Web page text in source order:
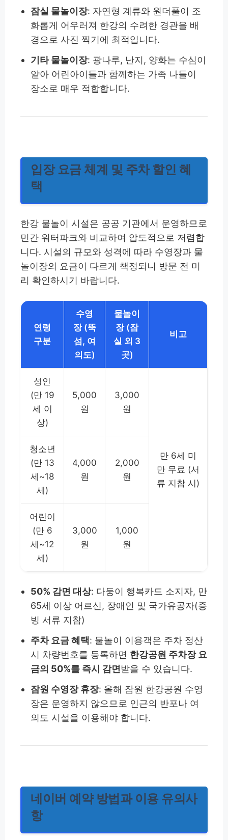
잠실 물놀이장: 자연형 계류와 원더풀이 조
화롭게 어우러져 한강의 수려한 경관을 배
경으로 사진 찍기에 최적입니다.
기타 물놀이장: 광나루, 난지, 양화는 수심이
얕아 어린아이들과 함께하는 가족 나들이
장소로 매우 적합합니다.
입장 요금 체계 및 주차 할인 혜
택
한강 물놀이 시설은 공공 기관에서 운영하므로
민간 워터파크와 비교하여 압도적으로 저렴합
니다. 시설의 규모와 성격에 따라 수영장과 물
놀이장의 요금이 다르게 책정되니 방문 전 미
리 확인하시기 바랍니다.
연령
구분
수영
장 (뚝
섬, 여
의도)
물놀이
장 (잠
실 외 3
곳)
비고
성인
(만 19
세 이
상)
5,000
원
3,000
원
만 6세 미
만 무료 (서
류 지참 시)
청소년
(만 13
세~18
세)
4,000
원
2,000
원
어린이
(만 6
세~12
세)
3,000
원
1,000
원
50% 감면 대상: 다둥이 행복카드 소지자, 만
65세 이상 어르신, 장애인 및 국가유공자(증
빙 서류 지참)
주차 요금 혜택: 물놀이 이용객은 주차 정산
시 차량번호를 등록하면 한강공원 주차장 요
금의 50%를 즉시 감면 받을 수 있습니다.
잠원 수영장 휴장: 올해 잠원 한강공원 수영
장은 운영하지 않으므로 인근의 반포나 여
의도 시설을 이용해야 합니다.
네이버 예약 방법과 이용 유의사
항